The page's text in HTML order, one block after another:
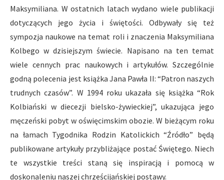
Maksymiliana. W ostatnich latach wydano wiele publikacji
dotyczących jego życia i świętości. Odbywały się też
sympozja naukowe na temat roli i znaczenia Maksymiliana
Kolbego w dzisiejszym świecie. Napisano na ten temat
wiele cennych prac naukowych i artykułów. Szczególnie
godną polecenia jest książka Jana Pawła II: “Patron naszych
trudnych czasów”. W 1994 roku ukazała się książka “Rok
Kolbiański w diecezji bielsko-żywieckiej”, ukazująca jego
męczeński pobyt w oświęcimskim obozie. W bieżącym roku
na łamach Tygodnika Rodzin Katolickich “Źródło” będą
publikowane artykuły przybliżające postać Świętego. Niech
te wszystkie treści staną się inspiracją i pomocą w
doskonaleniu naszej chrześcijańskiej postawy.